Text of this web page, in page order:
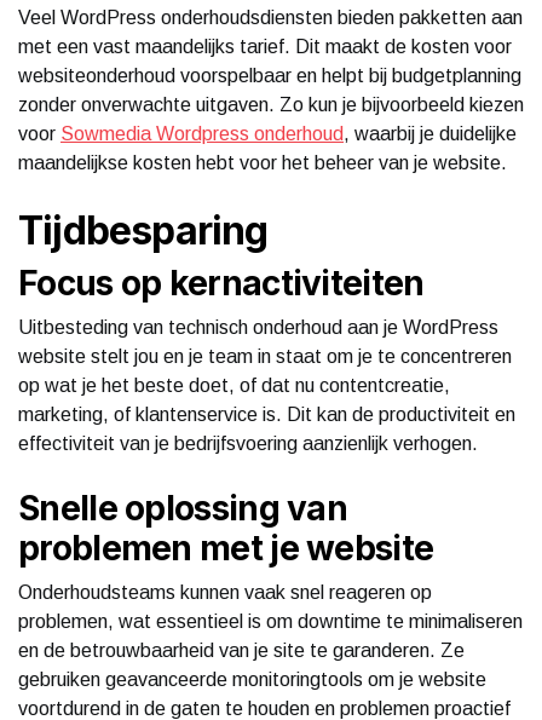
Veel WordPress onderhoudsdiensten bieden pakketten aan
met een vast maandelijks tarief. Dit maakt de kosten voor
websiteonderhoud voorspelbaar en helpt bij budgetplanning
zonder onverwachte uitgaven. Zo kun je bijvoorbeeld kiezen
voor Sowmedia Wordpress onderhoud, waarbij je duidelijke
maandelijkse kosten hebt voor het beheer van je website.
Tijdbesparing
Focus op kernactiviteiten
Uitbesteding van technisch onderhoud aan je WordPress
website stelt jou en je team in staat om je te concentreren
op wat je het beste doet, of dat nu contentcreatie,
marketing, of klantenservice is. Dit kan de productiviteit en
effectiviteit van je bedrijfsvoering aanzienlijk verhogen.
Snelle oplossing van
problemen met je website
Onderhoudsteams kunnen vaak snel reageren op
problemen, wat essentieel is om downtime te minimaliseren
en de betrouwbaarheid van je site te garanderen. Ze
gebruiken geavanceerde monitoringtools om je website
voortdurend in de gaten te houden en problemen proactief